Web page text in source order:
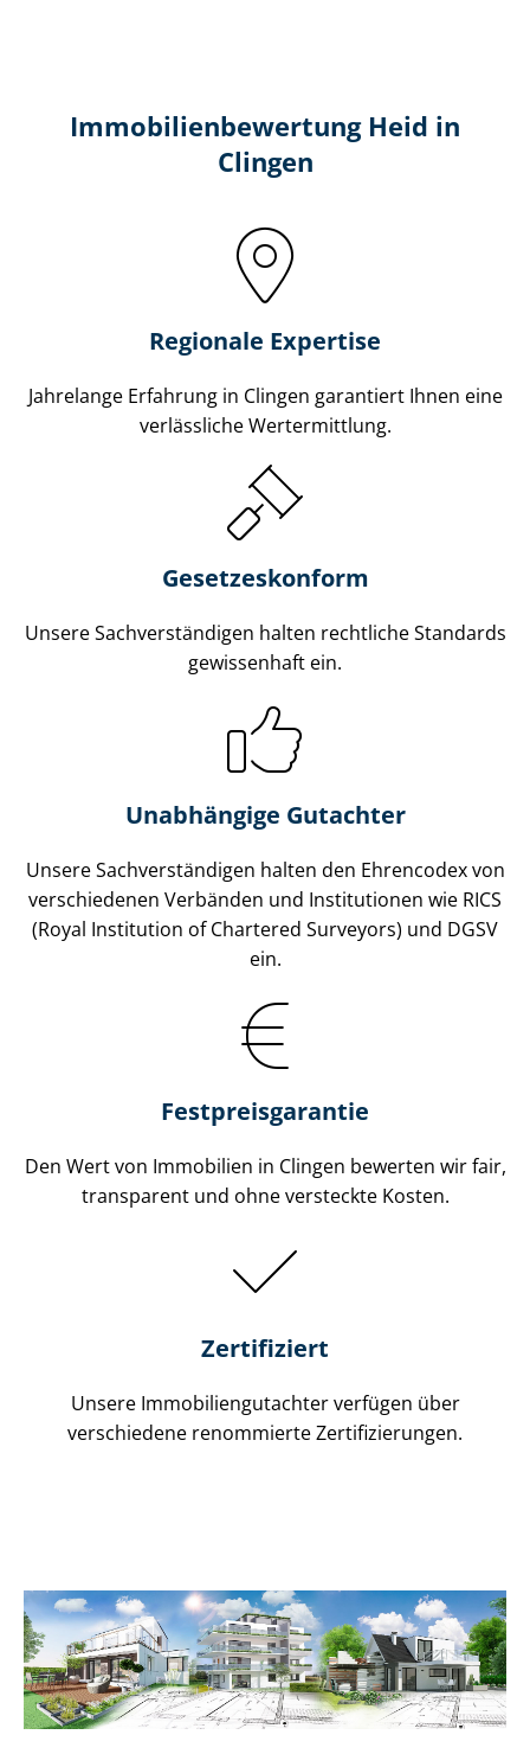
Immobilien­bewertung Heid in
Clingen
Regionale Expertise
Jahrelange Erfahrung in Clingen garantiert Ihnen eine
verlässliche Wertermittlung.
Gesetzes­konform
Unsere Sach­ver­stän­di­gen halten rechtliche Standards
gewissenhaft ein.
Unabhängige Gutachter
Unsere Sach­ver­stän­di­gen halten den Ehrencodex von
verschiedenen Verbänden und Institutionen wie RICS
(Royal Institution of Chartered Surveyors) und DGSV
ein.
Festpreis​garantie
Den Wert von Immobilien in Clingen bewerten wir fair,
transparent und ohne versteckte Kosten.
Zertifiziert
Unsere Immobilien­gutachter verfügen über
verschiedene renommierte Zer­ti­fi­zie­run­gen.